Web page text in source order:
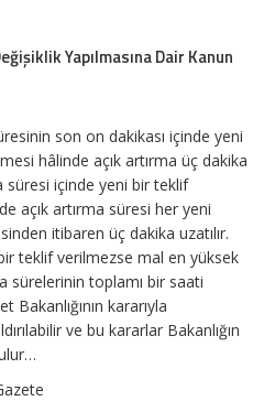
Yapılmasına Dair Kanun
son on dakikası içinde yeni
hâlinde açık artırma üç dakika
süresi içinde yeni bir teklif
açık artırma süresi her yeni
itibaren üç dakika uzatılır.
teklif verilmezse mal en yüksek
sürelerinin toplamı bir saati
kararıyla
ve bu kararlar Bakanlığın